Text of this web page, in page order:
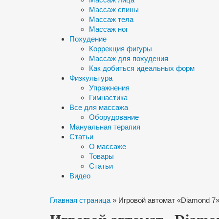
Массаж спины
Массаж тела
Массаж ног
Похудение
Коррекция фигуры
Массаж для похудения
Как добиться идеальных форм
Физкультура
Упражнения
Гимнастика
Все для массажа
Оборудование
Мануальная терапия
Статьи
О массаже
Товары
Статьи
Видео
Главная страница » Игровой автомат «Diamond 7»